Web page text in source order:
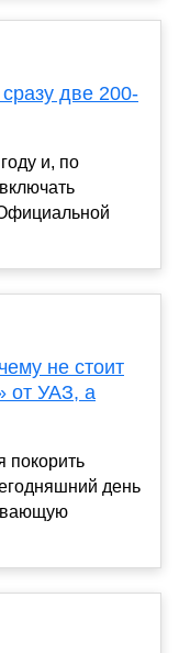
две 200-
и, по
не стоит
от УАЗ, а
покорить
день